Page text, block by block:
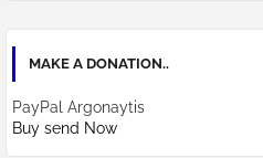
MAKE A DONATION..
PayPal Argonaytis
Buy send Now